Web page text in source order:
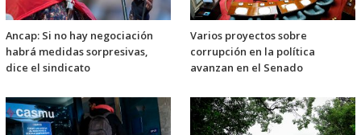
Ancap: Si no hay negociación
habrá medidas sorpresivas,
dice el sindicato
Varios proyectos sobre
corrupción en la política
avanzan en el Senado